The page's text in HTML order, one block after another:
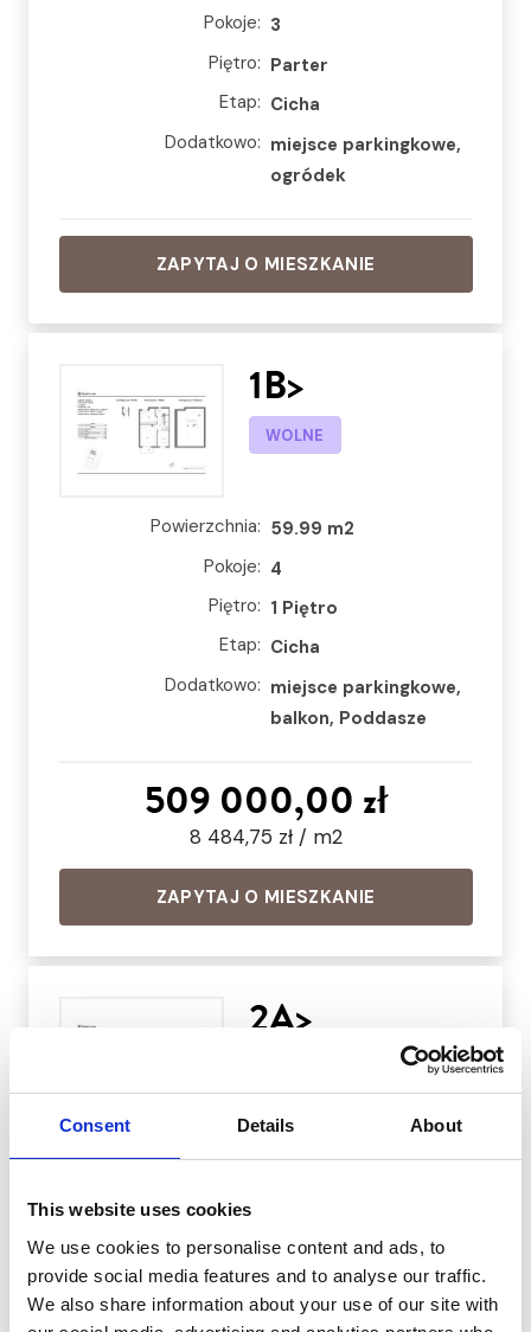
Consent Details About
This website uses cookies
We use cookies to personalise content and ads, to
provide social media features and to analyse our traffic.
We also share information about your use of our site with
Pokoje: 3
Piętro: Parter
Etap: Cicha
Dodatkowo: miejsce parkingkowe,
ogródek
ZAPYTAJ O MIESZKANIE
1B>
WOLNE
Powierzchnia: 59.99 m2
Pokoje: 4
Piętro: 1 Piętro
Etap: Cicha
Dodatkowo: miejsce parkingkowe,
balkon, Poddasze
509 000,00 zł
8 484,75 zł / m2
ZAPYTAJ O MIESZKANIE
2A>
Powierzchnia: 56.74 m2
Pokoje:
Piętro: Parter
Etap:
Cicha
Dodatkowo:
miejsce parkingkowe,
Zapytaj o mieszkanie